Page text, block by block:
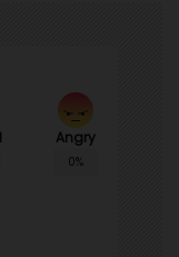
Angry
0%